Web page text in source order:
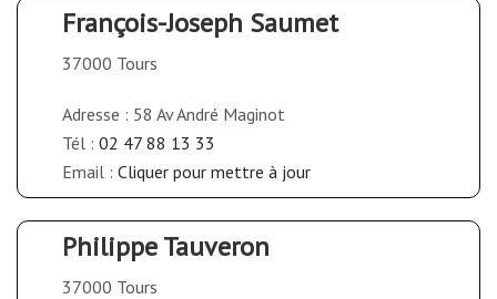
François-Joseph Saumet
37000 Tours
Adresse : 58 Av André Maginot
Tél : 02 47 88 13 33
Email : Cliquer pour mettre à jour
Philippe Tauveron
37000 Tours